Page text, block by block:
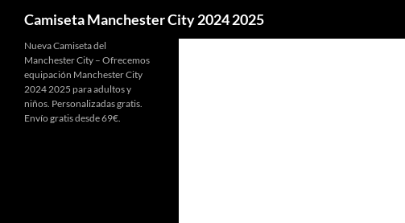
Camiseta Manchester City 2024 2025
Nueva Camiseta del
Manchester City – Ofrecemos
equipación Manchester City
2024 2025 para adultos y
niños. Personalizadas gratis.
Envío gratis desde 69€.